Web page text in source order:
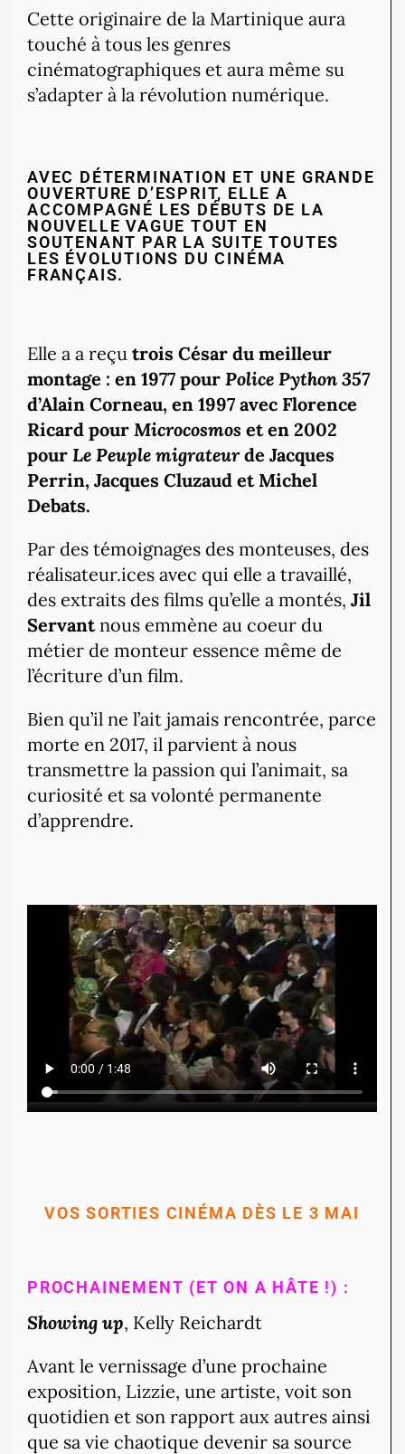
Cette originaire de la Martinique aura
touché à tous les genres
cinématographiques et aura même su
s’adapter à la révolution numérique.
AVEC DÉTERMINATION ET UNE GRANDE
OUVERTURE D’ESPRIT, ELLE A
ACCOMPAGNÉ LES DÉBUTS DE LA
NOUVELLE VAGUE TOUT EN
SOUTENANT PAR LA SUITE TOUTES
LES ÉVOLUTIONS DU CINÉMA
FRANÇAIS.
Elle a a reçu trois César du meilleur
montage : en 1977 pour Police Python 357
d’Alain Corneau, en 1997 avec Florence
Ricard pour Microcosmos et en 2002
pour Le Peuple migrateurde Jacques
Perrin, Jacques Cluzaud et Michel
Debats.
Par des témoignages des monteuses, des
réalisateur.ices avec qui elle a travaillé,
des extraits des films qu’elle a montés, Jil
Servantnous emmène au coeur du
métier de monteur essence même de
l’écriture d’un film.
Bien qu’il ne l’ait jamais rencontrée, parce
morte en 2017, il parvient à nous
transmettre la passion qui l’animait, sa
curiosité et sa volonté permanente
d’apprendre.
VOS SORTIES CINÉMA DÈS LE 3 MAI
PROCHAINEMENT (ET ON A HÂTE !) :
Showing up, Kelly Reichardt
Avant le vernissage d’une prochaine
exposition, Lizzie, une artiste, voit son
quotidien et son rapport aux autres ainsi
que sa vie chaotique devenir sa source